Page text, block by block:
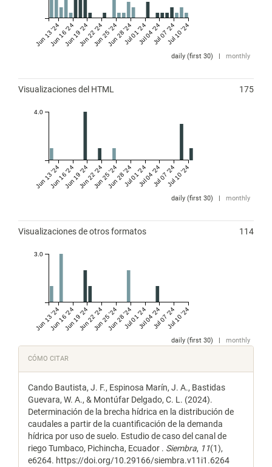
Jun 13 '24Jun 16 '24Jun 19 '24Jun 22 '24Jun 25 '24Jun 28 '24Jul 01 '24Jul 04 '24Jul 07 '24Jul 10 '24
daily (first 30) | monthly
Visualizaciones del HTML 175
Jun 13 '24Jun 16 '24Jun 19 '24Jun 22 '24Jun 25 '24Jun 28 '24Jul 01 '24Jul 04 '24Jul 07 '24Jul 10 '24
4.0
daily (first 30) | monthly
Visualizaciones de otros formatos 114
Jun 13 '24Jun 16 '24Jun 19 '24Jun 22 '24Jun 25 '24Jun 28 '24Jul 01 '24Jul 04 '24Jul 07 '24Jul 10 '24
3.0
daily (first 30) | monthly
Detalles
del
artículo
CÓMO CITAR
Cando Bautista, J. F., Espinosa Marín, J. A., Bastidas
Guevara, W. A., & Montúfar Delgado, C. L. (2024).
Determinación de la brecha hídrica en la distribución de
caudales a partir de la cuantificación de la demanda
hídrica por uso de suelo. Estudio de caso del canal de
riego Tumbaco, Pichincha, Ecuador . Siembra, 11(1),
e6264. https://doi.org/10.29166/siembra.v11i1.6264